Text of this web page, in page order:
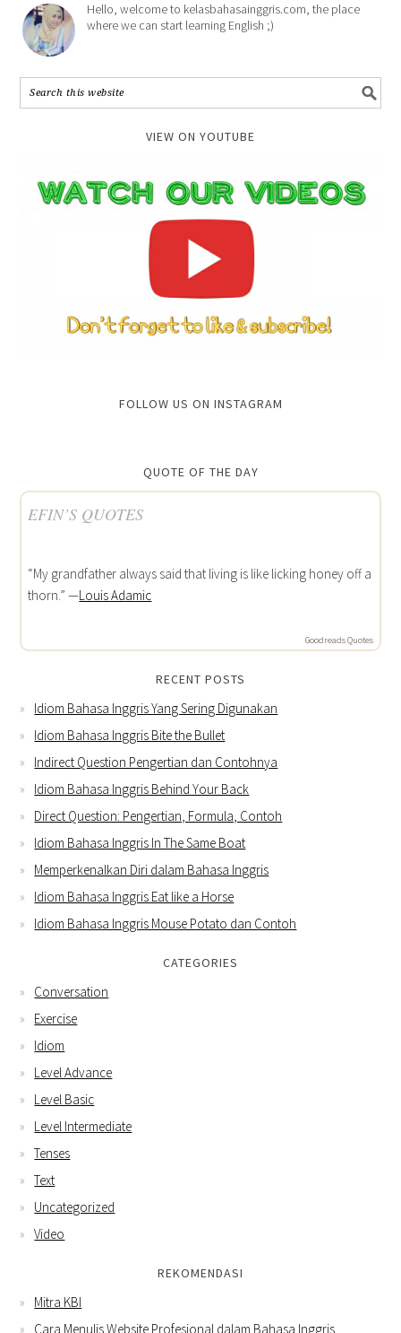
Hello, welcome to kelasbahasainggris.com, the place
where we can start learning English ;)
VIEW ON YOUTUBE
FOLLOW US ON INSTAGRAM
QUOTE OF THE DAY
EFIN’S QUOTES
“My grandfather always said that living is like licking honey off a
thorn.” —Louis Adamic
Goodreads Quotes
RECENT POSTS
Idiom Bahasa Inggris Yang Sering Digunakan
Idiom Bahasa Inggris Bite the Bullet
Indirect Question Pengertian dan Contohnya
Idiom Bahasa Inggris Behind Your Back
Direct Question: Pengertian, Formula, Contoh
Idiom Bahasa Inggris In The Same Boat
Memperkenalkan Diri dalam Bahasa Inggris
Idiom Bahasa Inggris Eat like a Horse
Idiom Bahasa Inggris Mouse Potato dan Contoh
CATEGORIES
Conversation
Exercise
Idiom
Level Advance
Level Basic
Level Intermediate
Tenses
Text
Uncategorized
Video
REKOMENDASI
Mitra KBI
Cara Menulis Website Profesional dalam Bahasa Inggris